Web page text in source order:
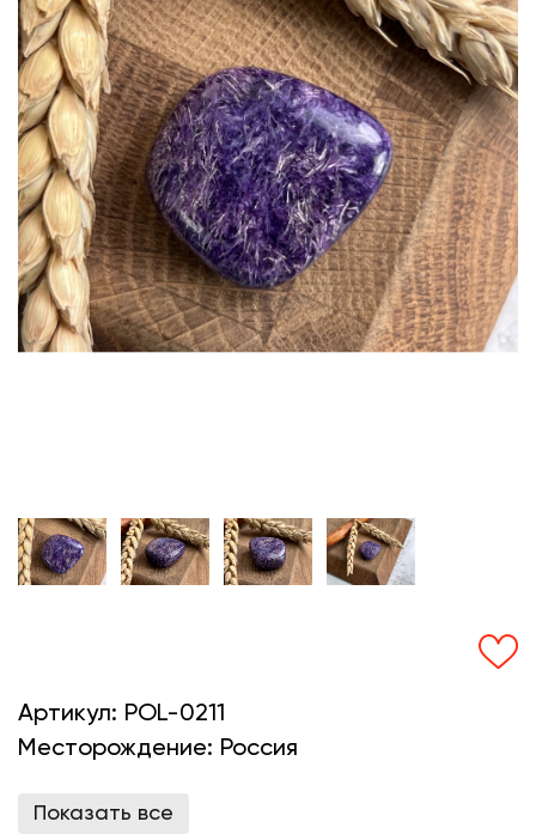
Артикул: POL-0211
Месторождение: Россия
Показать все